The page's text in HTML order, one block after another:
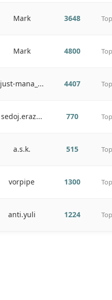
Mark 3648
Mark 4800
just-mana_... 4407
sedoj.eraz... 770
a.s.k. 515
vorpipe 1300
anti.yuli 1224